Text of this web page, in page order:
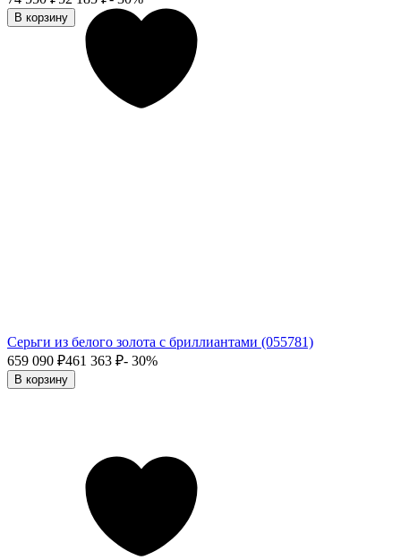
Серьги из белого золота с бриллиантами (055781)
659 090 ₽461 363 ₽- 30%
В корзину
В корзину